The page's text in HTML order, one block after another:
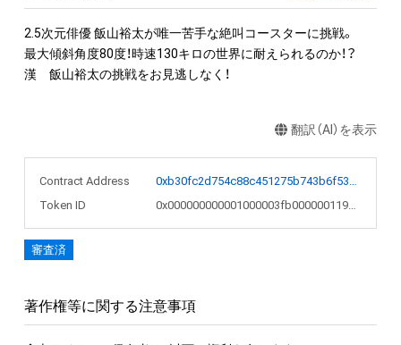
2.5次元俳優 飯山裕太が唯一苦手な絶叫コースターに挑戦。
最大傾斜角度80度！時速130キロの世界に耐えられるのか！？
漢　飯山裕太の挑戦をお見逃しなく！
翻訳（AI）を表示
Contract Address
0xb30fc2d754c88c451275b743b6f530f19f643683
Token ID
0x000000000001000003fb000000119ea1
審査済
著作権等に関する注意事項